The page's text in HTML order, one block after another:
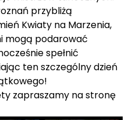
przybliżą
Kwiaty na Marzenia,
mogą podarować
spełnić
ten szczególny dzień
zapraszamy na stronę